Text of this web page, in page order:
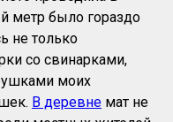
метр было гораздо
не только
со свинарками,
моих
В деревне мат не